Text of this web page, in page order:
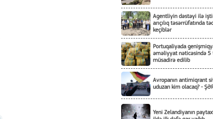
Agentliyin dəstəyi ilə
arıçılıq təsərrüfatında
keçiblər
Portuqaliyada
əməliyyat nəticəsində 5
müsadirə edilib
Avropanın antimiqrant
uduzan kim olacaq? -
Yeni Zelandiyanın